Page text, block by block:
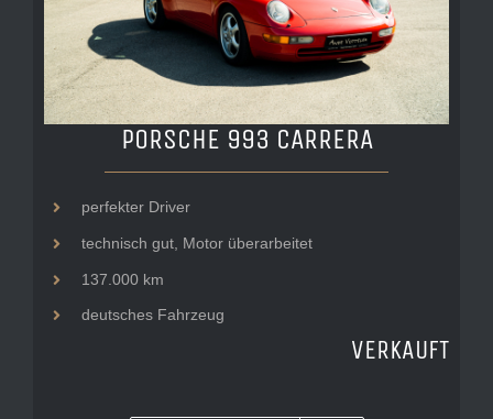
PORSCHE 993 CARRERA
perfekter Driver
technisch gut, Motor überarbeitet
137.000 km
deutsches Fahrzeug
VERKAUFT